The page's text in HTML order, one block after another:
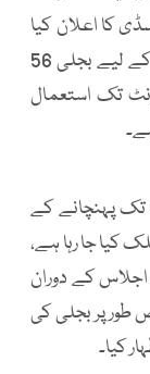
کا اعلان کیا
ہے۔ 100 یونٹ استعمال کرنے والے صارفین کے لیے بجلی 56
کی گئی ہے۔ 101 سے 200 یونٹ تک استعمال
تک پہنچانے کے
کیا جا رہا ہے،
اجلاس کے دوران
طور پر بجلی کی
کیا۔